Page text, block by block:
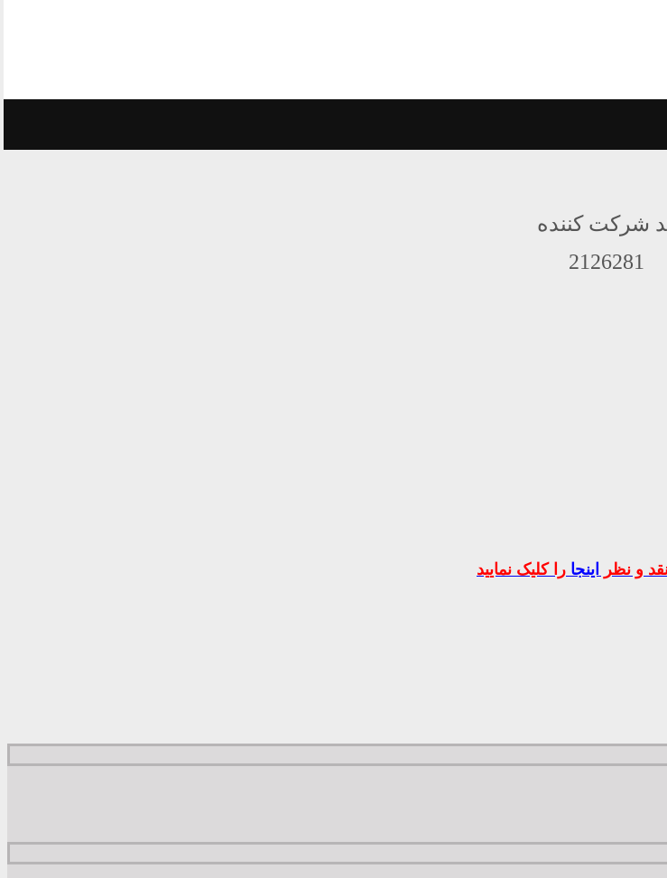
شرکت کننده
2126281
و نظر اینجا را کلیک نمایید